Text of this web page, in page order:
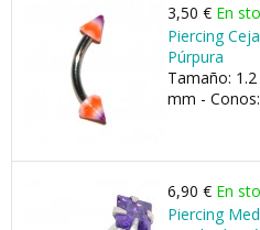
3,50 € En
Piercing
Púrpura
Tamaño:
mm -
6,90 € En
Piercing